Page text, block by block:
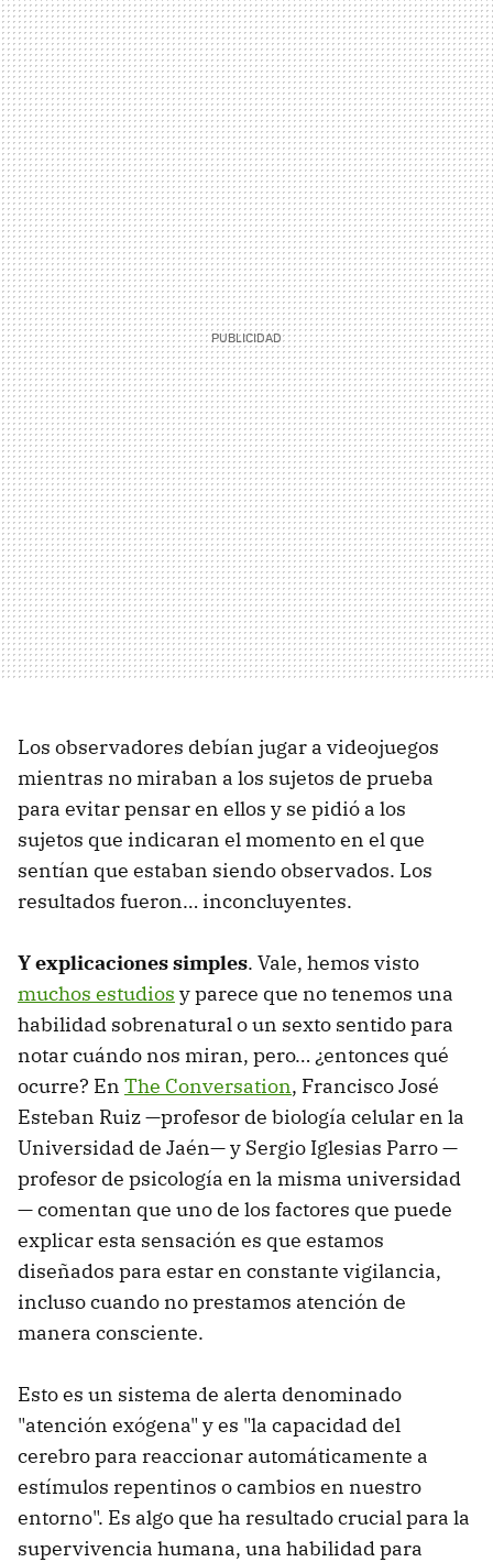
Los observadores debían jugar a videojuegos
mientras no miraban a los sujetos de prueba
para evitar pensar en ellos y se pidió a los
sujetos que indicaran el momento en el que
sentían que estaban siendo observados. Los
resultados fueron… inconcluyentes.
Y explicaciones simples. Vale, hemos visto
muchos estudios y parece que no tenemos una
habilidad sobrenatural o un sexto sentido para
notar cuándo nos miran, pero… ¿entonces qué
ocurre? En The Conversation, Francisco José
Esteban Ruiz —profesor de biología celular en la
Universidad de Jaén— y Sergio Iglesias Parro —
profesor de psicología en la misma universidad
— comentan que uno de los factores que puede
explicar esta sensación es que estamos
diseñados para estar en constante vigilancia,
incluso cuando no prestamos atención de
manera consciente.
Esto es un sistema de alerta denominado
"atención exógena" y es "la capacidad del
cerebro para reaccionar automáticamente a
estímulos repentinos o cambios en nuestro
entorno". Es algo que ha resultado crucial para la
supervivencia humana, una habilidad para